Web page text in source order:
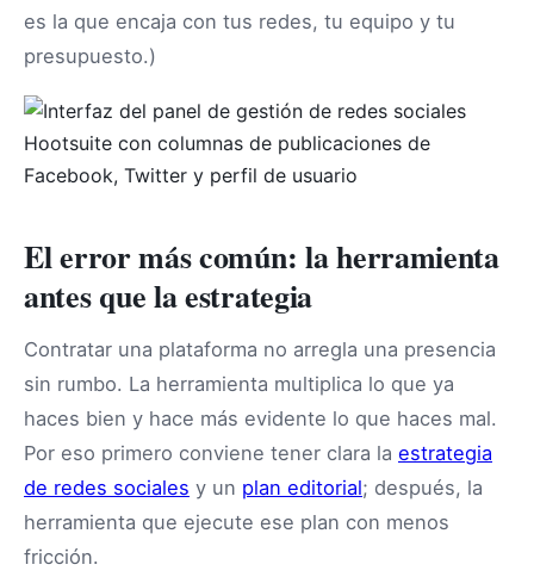
es la que encaja con tus redes, tu equipo y tu
presupuesto.)
El error más común: la herramienta
antes que la estrategia
Contratar una plataforma no arregla una presencia
sin rumbo. La herramienta multiplica lo que ya
haces bien y hace más evidente lo que haces mal.
Por eso primero conviene tener clara la estrategia
de redes sociales y un plan editorial; después, la
herramienta que ejecute ese plan con menos
fricción.